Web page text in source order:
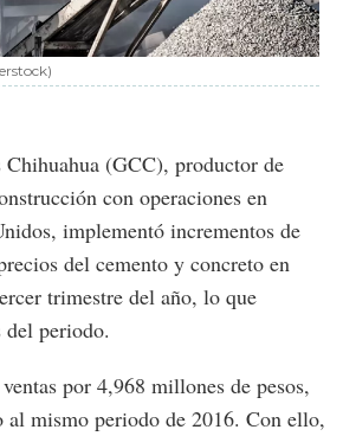
)
(GCC), productor de
con operaciones en
implementó incrementos de
del cemento y concreto en
trimestre del año, lo que
del periodo.
por 4,968 millones de pesos,
al mismo periodo de 2016. Con ello,